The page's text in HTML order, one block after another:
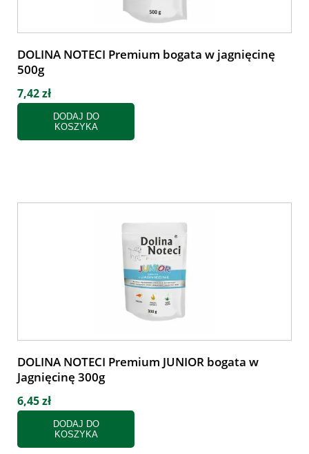
DOLINA NOTECI Premium bogata w jagnięcinę
500g
7,42 zł
DODAJ DO
KOSZYKA
DOLINA NOTECI Premium JUNIOR bogata w
Jagnięcinę 300g
6,45 zł
DODAJ DO
KOSZYKA